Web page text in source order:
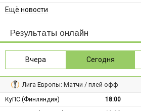
Ещё новости
Результаты онлайн
Вчера Сегодня
Лига Европы: Матчи / плей-офф
КуПС (Финляндия) 18:00